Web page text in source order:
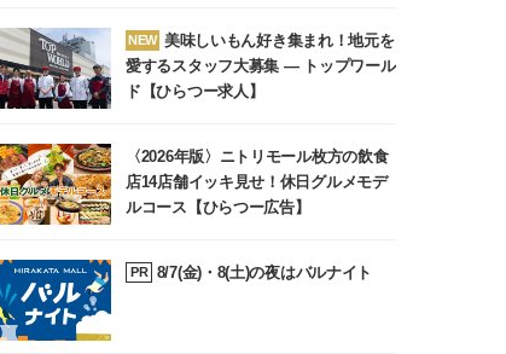
NEW 美味しいもん好き集まれ！地元を
愛するスタッフ大募集 ― トップワール
ド【ひらつー求人】
〈2026年版〉ニトリモール枚方の飲食
店14店舗イッキ見せ！休日グルメモデ
ルコース【ひらつー広告】
PR 8/7(金)・8(土)の夜はバルナイト